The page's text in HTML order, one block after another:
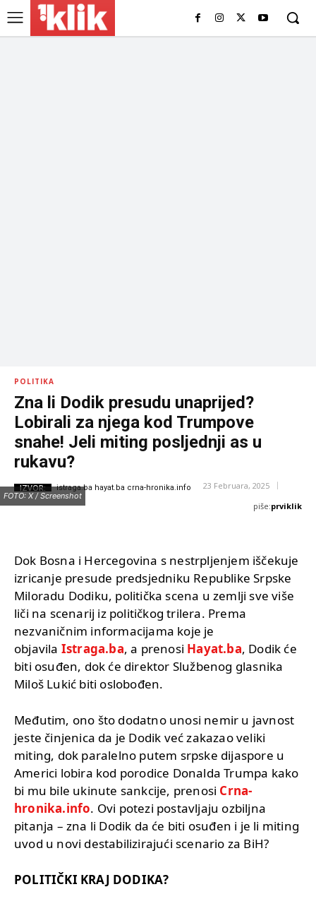
POLITIKA
Zna li Dodik presudu unaprijed?
Lobirali za njega kod Trumpove
snahe! Jeli miting posljednji as u
rukavu?
IZVOR: istraga.ba hayat.ba crna-hronika.info
23 Februara, 2025
piše:prviklik
FOTO: X / Screenshot
Dok Bosna i Hercegovina s nestrpljenjem iščekuje
izricanje presude predsjedniku Republike Srpske
Miloradu Dodiku, politička scena u zemlji sve više
liči na scenarij iz političkog trilera. Prema
nezvaničnim informacijama koje je
objavila Istraga.ba, a prenosi Hayat.ba, Dodik će
biti osuđen, dok će direktor Službenog glasnika
Miloš Lukić biti oslobođen.
Međutim, ono što dodatno unosi nemir u javnost
jeste činjenica da je Dodik već zakazao veliki
miting, dok paralelno putem srpske dijaspore u
Americi lobira kod porodice Donalda Trumpa kako
bi mu bile ukinute sankcije, prenosi Crna-
hronika.info. Ovi potezi postavljaju ozbiljna
pitanja – zna li Dodik da će biti osuđen i je li miting
uvod u novi destabilizirajući scenario za BiH?
POLITIČKI KRAJ DODIKA?